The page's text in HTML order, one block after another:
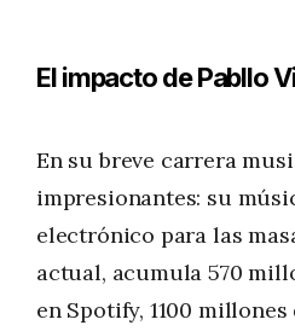
El impacto de Pabllo
En su breve carrera
impresionantes: su
electrónico para las
actual, acumula 570
en Spotify, 1100